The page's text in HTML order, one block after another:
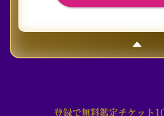
登録で無料鑑定チケット